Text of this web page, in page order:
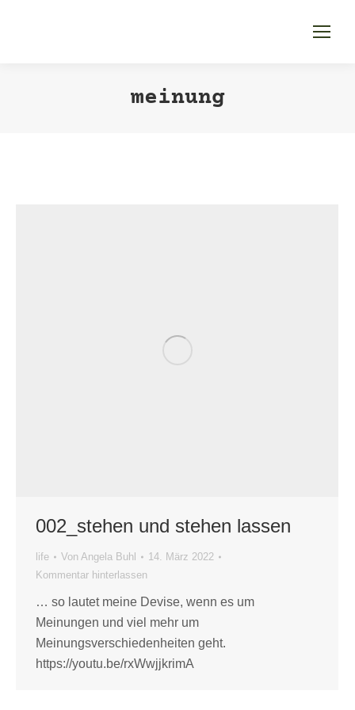
meinung
002_stehen und stehen lassen
life Von Angela Buhl
14. März 2022
Kommentar hinterlassen
… so lautet meine Devise, wenn es um
Meinungen und viel mehr um
Meinungsverschiedenheiten geht.
https://youtu.be/rxWwjjkrimA